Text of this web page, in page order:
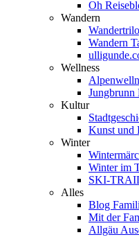
Oh
Wandern
Wandern
Wellness
Jungbrunn
Kultur
Kunst und
Winter
Winter im
SKI-
Alles
Blog
Mit der
Allgäu